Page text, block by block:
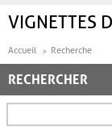
VIGNETTES
Accueil Recherche
RECHERCHER